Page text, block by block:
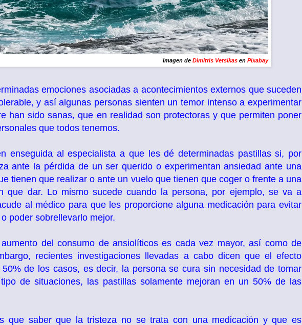
Imagen de Dimitris Vetsikas en Pixabay
emociones asociadas a acontecimientos externos que suceden
y así algunas personas sienten un temor intenso a experimentar
han sido sanas, que en realidad son protectoras y que permiten poner
que todos tenemos.
enseguida al especialista a que les dé determinadas pastillas si, por
ante la pérdida de un ser querido o experimentan ansiedad ante una
tienen que realizar o ante un vuelo que tienen que coger o frente a una
que dar. Lo mismo sucede cuando la persona, por ejemplo, se va a
al médico para que les proporcione alguna medicación para evitar
poder sobrellevarlo mejor.
del consumo de ansiolíticos es cada vez mayor, así como de
recientes investigaciones llevadas a cabo dicen que el efecto
de los casos, es decir, la persona se cura sin necesidad de tomar
de situaciones, las pastillas solamente mejoran en un 50% de las
que saber que la tristeza no se trata con una medicación y que es